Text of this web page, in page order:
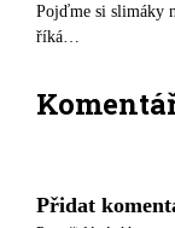
Pojďme si slimáky
říká…
Přidat